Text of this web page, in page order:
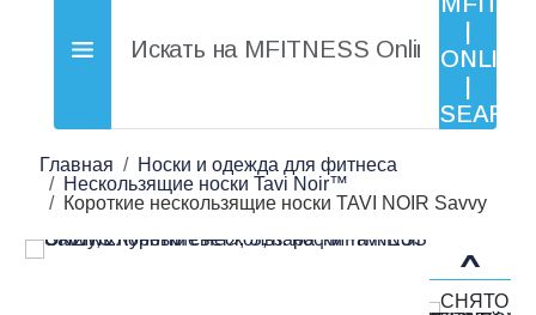
Главная
Носки и одежда для фитнеса
Нескользящие носки Tavi Noir™
Короткие нескользящие носки TAVI NOIR Savvy